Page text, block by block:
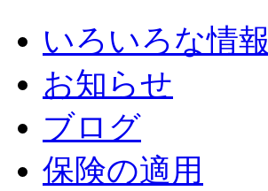
いろいろな情報
お知らせ
ブログ
保険の適用